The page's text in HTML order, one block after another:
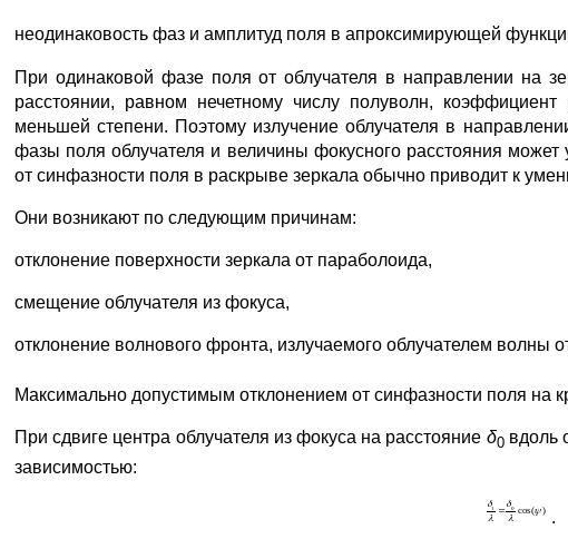
неодинаковость фаз и амплитуд поля в апроксимирующей
При одинаковой фазе поля от облучателя в направлении на
расстоянии, равном нечетному числу полуволн,
меньшей степени. Поэтому излучение облучателя в
фазы поля облучателя и величины фокусного расстояния
от синфазности поля в раскрыве зеркала обычно приводит к
Они возникают по следующим причинам:
отклонение поверхности зеркала от параболоида,
смещение облучателя из фокуса,
отклонение волнового фронта, излучаемого облучателем волны
Максимально допустимым отклонением от синфазности поля на
При сдвиге центра облучателя из фокуса на расстояние δ0вдоль
зависимостью:
.